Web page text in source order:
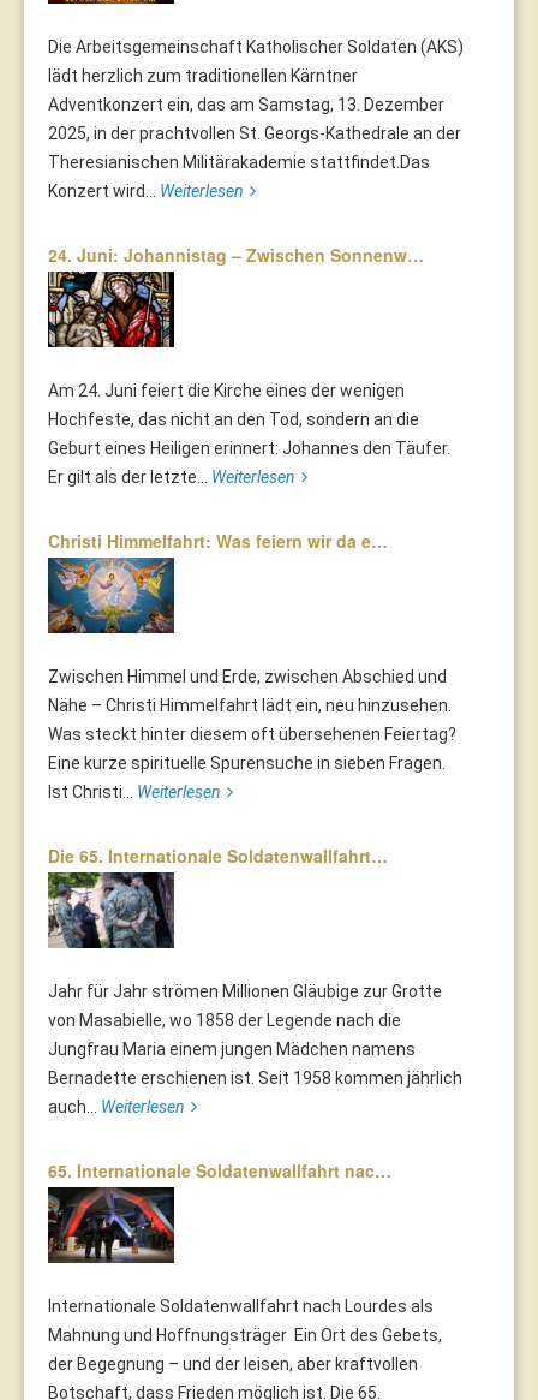
Die Arbeitsgemeinschaft Katholischer Soldaten (AKS)
lädt herzlich zum traditionellen Kärntner
Adventkonzert ein, das am Samstag, 13. Dezember
2025, in der prachtvollen St. Georgs-Kathedrale an der
Theresianischen Militärakademie stattfindet.Das
Konzert wird... Weiterlesen
24. Juni: Johannistag – Zwischen Sonnenw…
Am 24. Juni feiert die Kirche eines der wenigen
Hochfeste, das nicht an den Tod, sondern an die
Geburt eines Heiligen erinnert: Johannes den Täufer.
Er gilt als der letzte... Weiterlesen
Christi Himmelfahrt: Was feiern wir da e…
Zwischen Himmel und Erde, zwischen Abschied und
Nähe – Christi Himmelfahrt lädt ein, neu hinzusehen.
Was steckt hinter diesem oft übersehenen Feiertag?
Eine kurze spirituelle Spurensuche in sieben Fragen.
Ist Christi... Weiterlesen
Die 65. Internationale Soldatenwallfahrt…
Jahr für Jahr strömen Millionen Gläubige zur Grotte
von Masabielle, wo 1858 der Legende nach die
Jungfrau Maria einem jungen Mädchen namens
Bernadette erschienen ist. Seit 1958 kommen jährlich
auch... Weiterlesen
65. Internationale Soldatenwallfahrt nac…
Internationale Soldatenwallfahrt nach Lourdes als
Mahnung und Hoffnungsträger Ein Ort des Gebets,
der Begegnung – und der leisen, aber kraftvollen
Botschaft, dass Frieden möglich ist. Die 65.